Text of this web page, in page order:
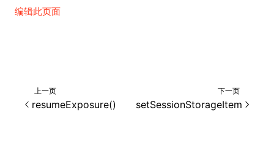
编辑此页面
上一页
resumeExposure()
下一页
setSessionStorageItem